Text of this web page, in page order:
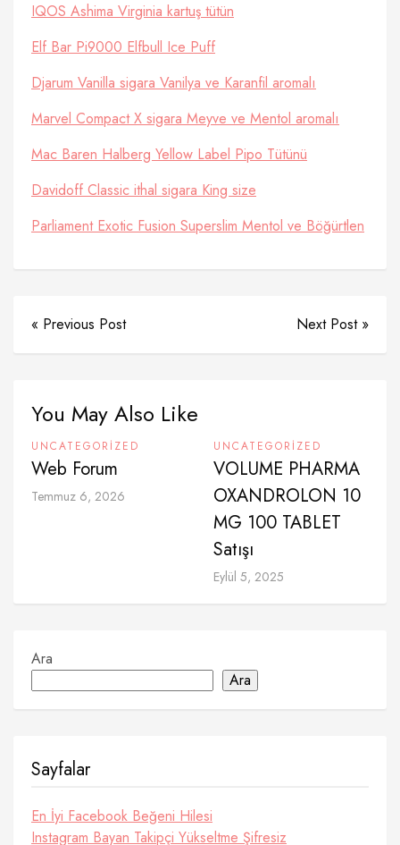
IQOS Ashima Virginia kartuş tütün
Elf Bar Pi9000 Elfbull Ice Puff
Djarum Vanilla sigara Vanilya ve Karanfil aromalı
Marvel Compact X sigara Meyve ve Mentol aromalı
Mac Baren Halberg Yellow Label Pipo Tütünü
Davidoff Classic ithal sigara King size
Parliament Exotic Fusion Superslim Mentol ve Böğürtlen
« Previous Post Next Post »
You May Also Like
UNCATEGORIZED
Web Forum
Temmuz 6, 2026
UNCATEGORIZED
VOLUME PHARMA
OXANDROLON 10
MG 100 TABLET
Satışı
Eylül 5, 2025
Ara
Ara
Sayfalar
En İyi Facebook Beğeni Hilesi
Instagram Bayan Takipçi Yükseltme Şifresiz